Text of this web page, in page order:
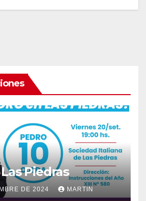
Piedras
DE 2024 MARTIN